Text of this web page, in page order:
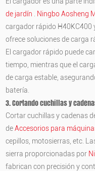
de jardín
Ningbo Aosheng
cargador rápido H40KC400
ofrece soluciones de carga
El cargador rápido puede
tiempo, mientras que el
de carga estable,
batería.
3. Cortando cuchillas y
Cortar cuchillas y cadenas
deAccesorios para
cepillos, motosierras, etc.
sierra proporcionadas por
fabrican con precisión y